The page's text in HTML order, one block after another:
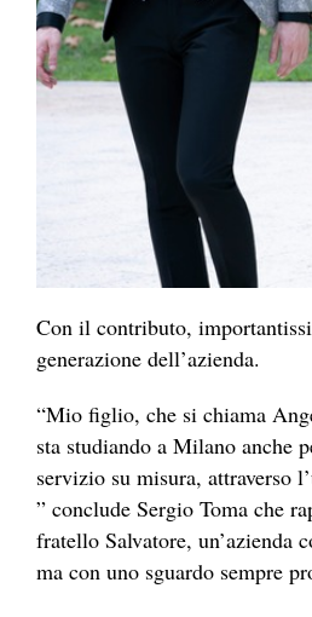
Con il contributo,
generazione dell’azienda.
“Mio figlio, che si chiama
sta studiando a Milano anche
servizio su misura, attraverso
” conclude Sergio Toma che
fratello Salvatore, un’azienda
ma con uno sguardo sempre